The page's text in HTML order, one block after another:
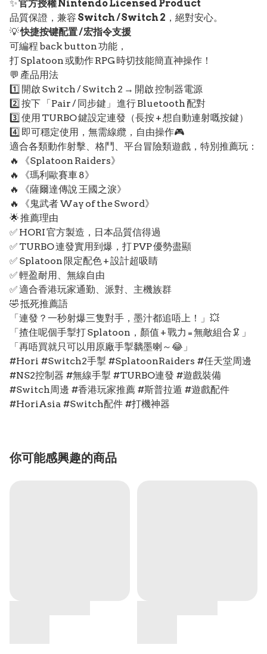
✨官方授權 Nintendo Licensed Product
品質保證，兼容 Switch / Switch 2 ，絕對安心。
💡快捷按键配置 / 宏指令支援
可編程 back button 功能，
打 Splatoon 或動作 RPG 時切技能簡直神操作！
💬 產品用法
1️⃣ 開啟 Switch / Switch 2 → 開啟 控制器電源
2️⃣ 按下 「Pair / 同步鍵」 進行 Bluetooth 配對
3️⃣ 使用 TURBO 鍵設定連發（長按 + 想自動連射嘅按鍵）
4️⃣ 即可穩定使用，無需線纜，自由操作🎮
適合各類動作射擊、格鬥、平台冒險類遊戲，特別推薦玩：
🔥 《Splatoon Raiders》
🔥 《瑪利歐賽車 8》
🔥 《薩爾達傳說 王國之淚》
🔥 《鬼武者 Way of the Sword》
🌟 推薦理由
✅ HORI 官方製造，日本品質信得過
✅ TURBO 連發實用到爆，打 PVP 優勢盡顯
✅ Splatoon 限定配色 + 設計超吸睛
✅ 輕盈耐用、無線自由
✅ 適合香港玩家通勤、派對、主機族群
🤣 抵死推薦語
「連發？一秒射爆三隻對手，墨汁都追唔上！」💥
「揸住呢個手掣打 Splatoon，顏值 + 戰力 = 無敵組合🦑」
「再唔買就只可以用原廠手掣黐墨喇～😂」
#Hori #Switch2手掣 #SplatoonRaiders #任天堂周邊
#NS2控制器 #無線手掣 #TURBO連發 #遊戲裝備
#Switch周邊 #香港玩家推薦 #斯普拉遁 #遊戲配件
#HoriAsia #Switch配件 #打機神器
你可能感興趣的商品